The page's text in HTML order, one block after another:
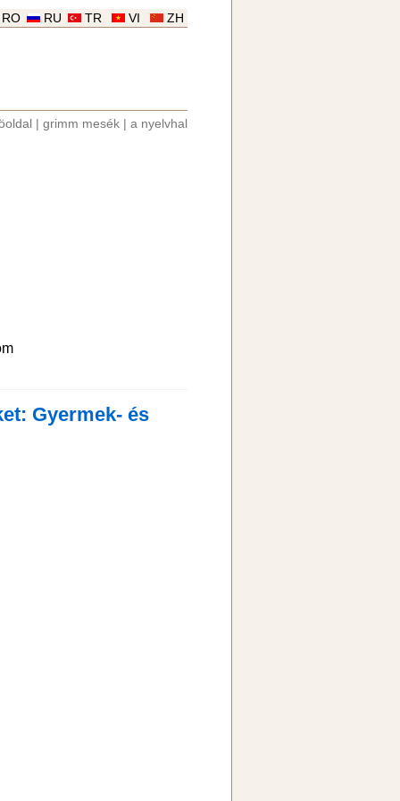
ZH
VI
TR
RU
RO
grimm mesék a nyelvhal
Gyermek- és